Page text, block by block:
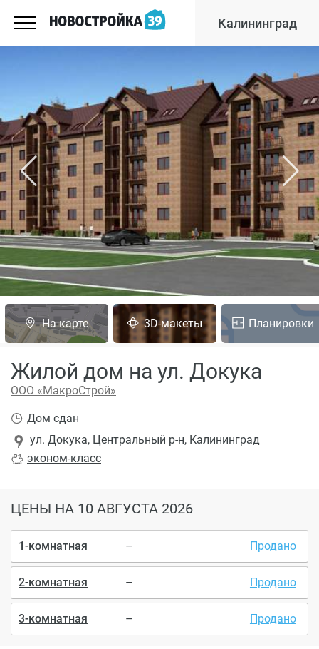
Калининград
На карте 3D-макеты Планировки
Жилой дом на ул. Докука
ООО «МакроСтрой»
эконом-класс
ул. Докука, Центральный р-н, Калининград
Дом сдан
ЦЕНЫ НА 10 АВГУСТА 2026
1-комнатная – Продано
2-комнатная – Продано
3-комнатная – Продано